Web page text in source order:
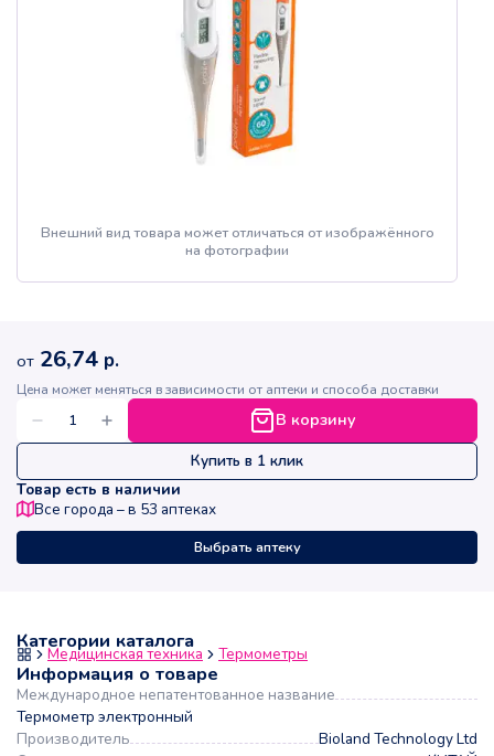
Внешний вид товара может отличаться от изображённого
на фотографии
Категории каталога
Медицинская техника Термометры
Информация о товаре
Международное непатентованное название
Термометр электронный
Производитель
Bioland Technology Ltd
от 26,74 р.
Цена может меняться в зависимости от аптеки и способа доставки
В корзину
Купить в 1 клик
Товар есть в наличии
Все города – в 53 аптеках
Выбрать аптеку